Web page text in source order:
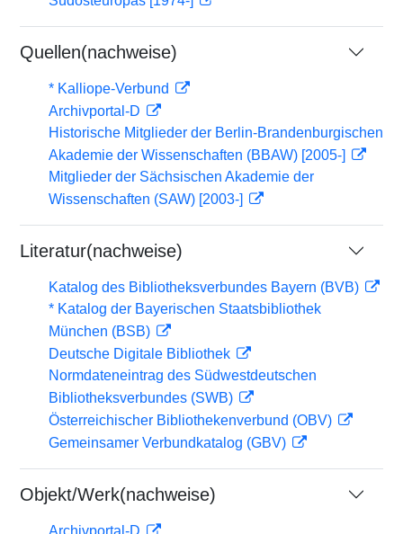
Quellen(nachweise)
* Kalliope-Verbund
Archivportal-D
Historische Mitglieder der Berlin-Brandenburgischen
Akademie der Wissenschaften (BBAW) [2005-]
Mitglieder der Sächsischen Akademie der
Wissenschaften (SAW) [2003-]
Literatur(nachweise)
Katalog des Bibliotheksverbundes Bayern (BVB)
* Katalog der Bayerischen Staatsbibliothek
München (BSB)
Deutsche Digitale Bibliothek
Normdateneintrag des Südwestdeutschen
Bibliotheksverbundes (SWB)
Österreichischer Bibliothekenverbund (OBV)
Gemeinsamer Verbundkatalog (GBV)
Objekt/Werk(nachweise)
Archivportal-D